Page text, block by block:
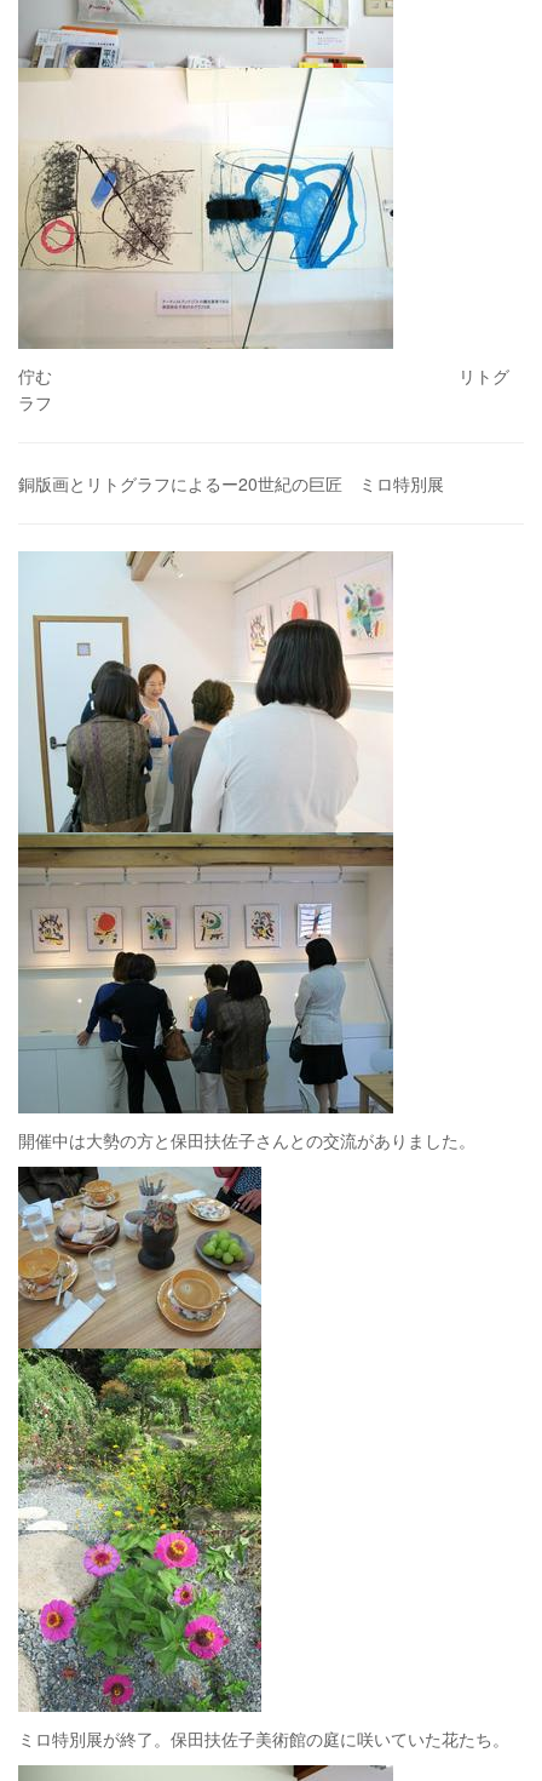
佇む リトグ
ラフ
銅版画とリトグラフによるー20世紀の巨匠 ミロ特別展
開催中は大勢の方と保田扶佐子さんとの交流がありました。
ミロ特別展が終了。保田扶佐子美術館の庭に咲いていた花たち。